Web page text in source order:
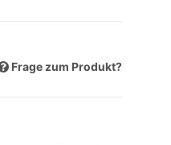
Frage zum Produkt?